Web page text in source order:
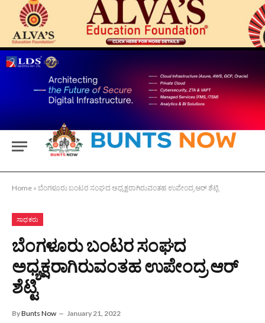
Home » ಬೆಂಗಳೂರು ಬಂಟರ ಸಂಘದ ಅಧ್ಯಕ್ಷರಾಗಿರುವಂತಹ ಉಪೇಂದ್ರ ಆರ್ ಶೆಟ್ಟಿ
ಸಾಧಕರು
ಬೆಂಗಳೂರು ಬಂಟರ ಸಂಘದ
ಅಧ್ಯಕ್ಷರಾಗಿರುವಂತಹ ಉಪೇಂದ್ರ ಆರ್
ಶೆಟ್ಟಿ
ByBunts Now January 21, 2022